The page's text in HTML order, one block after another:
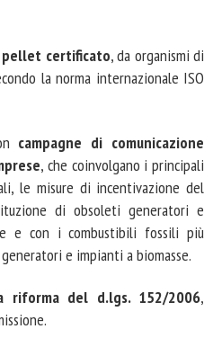
pellet certificato, da organismi di
la norma internazionale ISO
campagne di comunicazione
, che coinvolgano i principali
le misure di incentivazione del
di obsoleti generatori e
e con i combustibili fossili più
e impianti a biomasse.
riforma del d.lgs. 152/2006,